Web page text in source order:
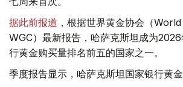
据此前报道 ，根据世界黄金协会（
WGC）最新报告，哈萨克斯坦成为
行黄金购买量排名前五的国家之一。
季度报告显示，哈萨克斯坦国家银行黄金